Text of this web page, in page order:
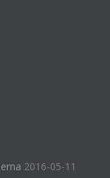
2016-05-11